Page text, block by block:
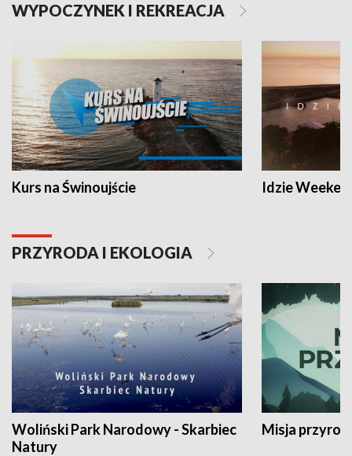
WYPOCZYNEK I REKREACJA
Kurs na Świnoujście Idzie
PRZYRODA I EKOLOGIA
Woliński Park Narodowy - Skarbiec
Natury
Misja